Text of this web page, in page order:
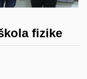
fizike